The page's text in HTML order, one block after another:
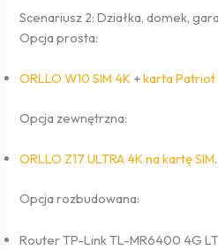
Scenariusz 2: Działka, domek,
Opcja prosta:
ORLLO W10 SIM 4K +karta Patriot
Opcja zewnętrzna:
ORLLO Z17 ULTRA 4K na kartę SIM.
Opcja rozbudowana:
Router TP-Link TL-MR6400 4G